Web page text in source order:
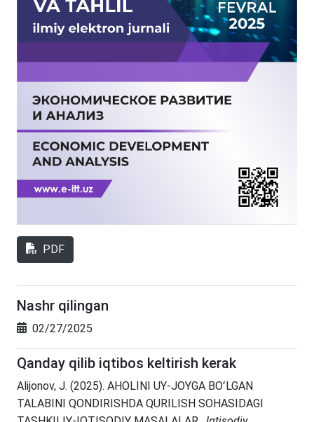
PDF
Nashr qilingan
02/27/2025
Qanday qilib iqtibos keltirish kerak
Alijonov, J. (2025). AHOLINI UY-JOYGA BOʻLGAN
TALABINI QONDIRISHDA QURILISH SOHASIDAGI